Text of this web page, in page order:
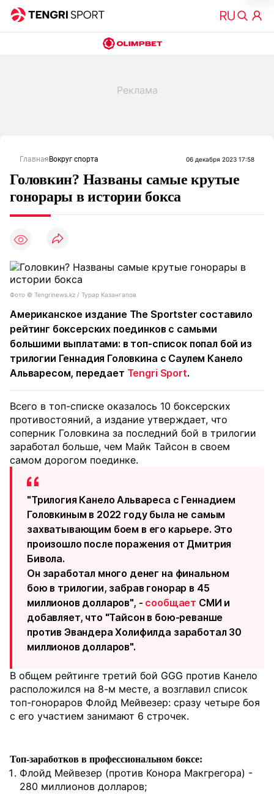
Главная Вокруг спорта 06 декабря 2023 17:58
Головкин? Названы самые крутые
гонорары в истории бокса
Фото ©️ Tengrinews.kz / Турар Казангапов
Американское издание The Sportster составило
рейтинг боксерских поединков с самыми
большими выплатами: в топ-список попал бой из
трилогии Геннадия Головкина с Саулем Канело
Альваресом, передает Tengri Sport.
Всего в топ-списке оказалось 10 боксерских
противостояний, а издание утверждает, что
соперник Головкина за последний бой в трилогии
заработал больше, чем Майк Тайсон в своем
самом дорогом поединке.
"Трилогия Канело Альвареса с Геннадием
Головкиным в 2022 году была не самым
захватывающим боем в его карьере. Это
произошло после поражения от Дмитрия
Бивола.
Он заработал много денег на финальном
бою в трилогии, забрав гонорар в 45
миллионов долларов", - сообщает СМИ и
добавляет, что "Тайсон в бою-реванше
против Эвандера Холифилда заработал 30
миллионов долларов".
В общем рейтинге третий бой GGG против Канело
расположился на 8-м месте, а возглавил список
топ-гонораров Флойд Мейвезер: сразу четыре боя
с его участием занимают 6 строчек.
Топ-заработков в профессиональном боксе:
Флойд Мейвезер (против Конора Макгрегора) -
280 миллионов долларов;